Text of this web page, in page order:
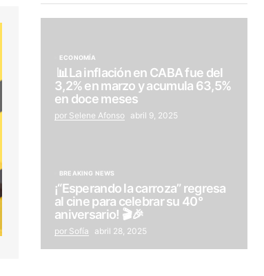
ECONOMÍA
📊La inflación en CABA fue del
3,2% en marzo y acumula 63,5%
en doce meses
por Selene Afonso abril 9, 2025
BREAKING NEWS
¡“Esperando la carroza” regresa
al cine para celebrar su 40°
aniversario! 🎬🎉
por Sofía abril 28, 2025